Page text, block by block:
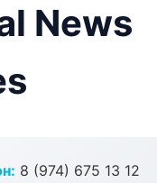
News
8 (974) 675 13 12